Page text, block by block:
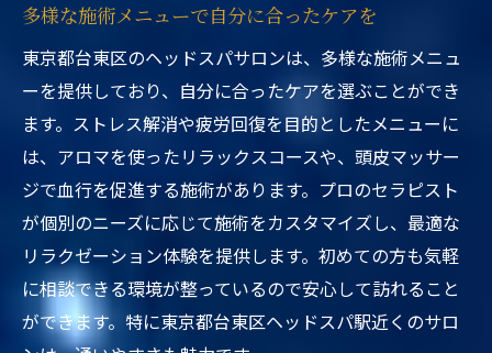
多様な施術メニューで自分に合ったケアを
東京都台東区のヘッドスパサロンは、多様な施術メニュ
ーを提供しており、自分に合ったケアを選ぶことができ
ます。ストレス解消や疲労回復を目的としたメニューに
は、アロマを使ったリラックスコースや、頭皮マッサー
ジで血行を促進する施術があります。プロのセラピスト
が個別のニーズに応じて施術をカスタマイズし、最適な
リラクゼーション体験を提供します。初めての方も気軽
に相談できる環境が整っているので安心して訪れること
ができます。特に東京都台東区ヘッドスパ駅近くのサロ